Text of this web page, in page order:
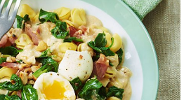
PRÉPARATION
20 Min